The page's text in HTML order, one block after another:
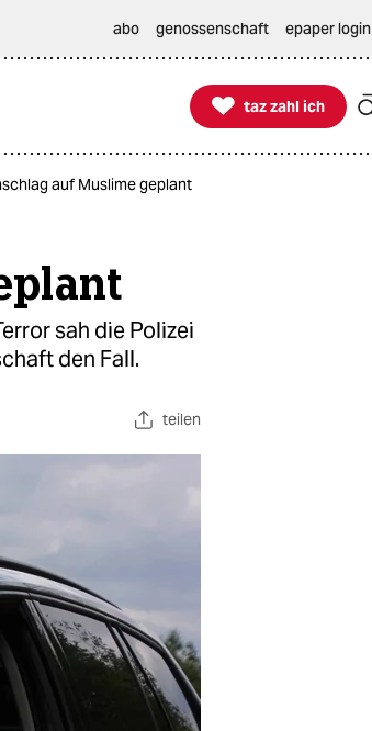
abo genossenschaft epaper login

taz zahl ich
taz zahl ich
auf Muslime geplant
sah die Polizei
den Fall.
teilen